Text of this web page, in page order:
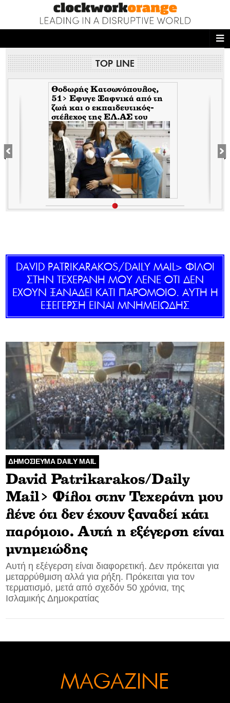
NEWS DESK
THE ONES WHO DO
MAGAZINE
SOOZIE’S FRIENDS
CULTURE
TASTELAND
TECH
HEALTH
MEDIALAND
DRIVE
SPORTS
DIA Y NOCHE
CONTACT
ADVERTISE
TOP LINE
Θοδωρής Κατσωνόπουλος,
51> Εφυγε Ξαφνικά από τη
ζωή και ο εκπαιδευτικός-
στέλεχος της EΛ.ΑΣ του
Τσίπρα, λίγο αφότου έφυγε
ξαφνικά και ο Ανδρέας
Μπρακούλιας, 55 του
Mέρα25
DAVID PATRIKARAKOS/DAILY MAIL> ΦΙΛΟΙ
ΣΤΗΝ ΤΕΧΕΡΑΝΗ ΜΟΥ ΛΕΝΕ ΟΤΙ ΔΕΝ
ΕΧΟΥΝ ΞΑΝΑΔΕΙ ΚΑΤΙ ΠΑΡΟΜΟΙΟ. ΑΥΤΗ Η
ΕΞΕΓΕΡΣΗ ΕΙΝΑΙ ΜΝΗΜΕΙΩΔΗΣ
ΔΗΜΟΣΙΕΥΜΑ DAILY MAIL
David Patrikarakos/Daily
Mail> Φίλοι στην Τεχεράνη μου
λένε ότι δεν έχουν ξαναδεί κάτι
παρόμοιο. Αυτή η εξέγερση είναι
μνημειώδης
Αυτή η εξέγερση είναι διαφορετική. Δεν πρόκειται για
μεταρρύθμιση αλλά για ρήξη. Πρόκειται για τον
τερματισμό, μετά από σχεδόν 50 χρόνια, της
Ισλαμικής Δημοκρατίας
MAGAZINE